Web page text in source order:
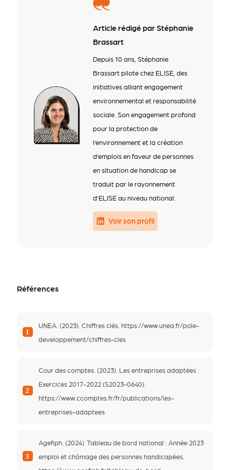
Article rédigé par Stéphanie
Brassart
Depuis 10 ans, Stéphanie
Brassart pilote chez ELISE, des
initiatives alliant engagement
environnemental et responsabilité
sociale. Son engagement profond
pour la protection de
l’environnement et la création
d’emplois en faveur de personnes
en situation de handicap se
traduit par le rayonnement
d’ELISE au niveau national.
Voir son profil
Références
1
UNEA. (2023). Chiffres clés. https://www.unea.fr/pole-
developpement/chiffres-cles
2
Cour des comptes. (2023). Les entreprises adaptées :
Exercices 2017-2022 (S2023-0640).
https://www.ccomptes.fr/fr/publications/les-
entreprises-adaptees
3
Agefiph. (2024). Tableau de bord national : Année 2023
emploi et chômage des personnes handicapées.